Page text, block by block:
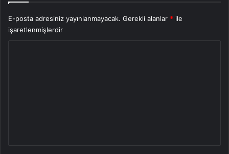
E-posta adresiniz yayınlanmayacak. Gerekli alanlar * ile
işaretlenmişlerdir